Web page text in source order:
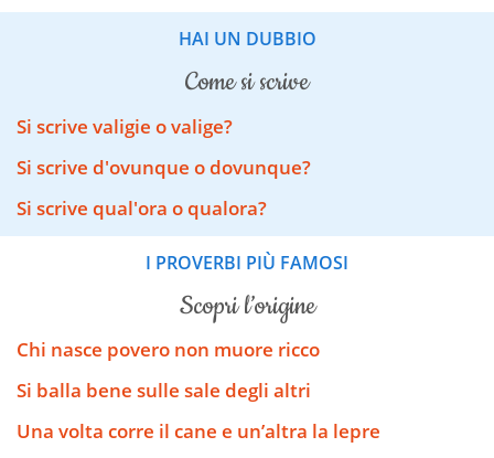
HAI UN DUBBIO
come si scrive
Si scrive valigie o valige?
Si scrive d'ovunque o dovunque?
Si scrive qual'ora o qualora?
I PROVERBI PIÙ FAMOSI
scopri l’origine
Chi nasce povero non muore ricco
Si balla bene sulle sale degli altri
Una volta corre il cane e un’altra la lepre